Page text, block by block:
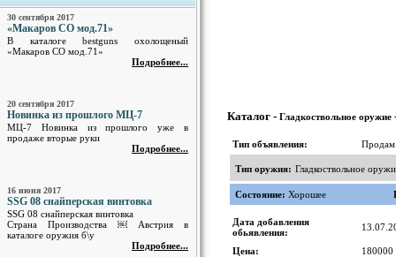
30 сентября 2017
«Макаров СО мод.71»
В каталоге bestguns охолощеный
«Макаров СО мод.71»
Подробнее...
20 сентября 2017
Новинка из прошлого МЦ-7
МЦ-7 Новинка из прошлого уже в
продаже вторые руки
Подробнее...
16 июня 2017
SSG 08 снайперская винтовка
SSG 08 снайперская винтовка
Страна Производства ￼ Австрия в
каталоге оружия б\у
Подробнее...
Каталог - Гладкоствольное оружие
Тип объявления: Продам
Тип оружия: Гладкоствольное
Состояние: Хорошее
Дата добавления
обьявления:
Цена:
180000